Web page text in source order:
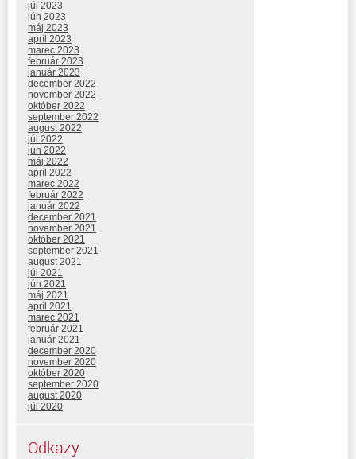
júl 2023
jún 2023
máj 2023
apríl 2023
marec 2023
február 2023
január 2023
december 2022
november 2022
október 2022
september 2022
august 2022
júl 2022
jún 2022
máj 2022
apríl 2022
marec 2022
február 2022
január 2022
december 2021
november 2021
október 2021
september 2021
august 2021
júl 2021
jún 2021
máj 2021
apríl 2021
marec 2021
február 2021
január 2021
december 2020
november 2020
október 2020
september 2020
august 2020
júl 2020
Odkazy